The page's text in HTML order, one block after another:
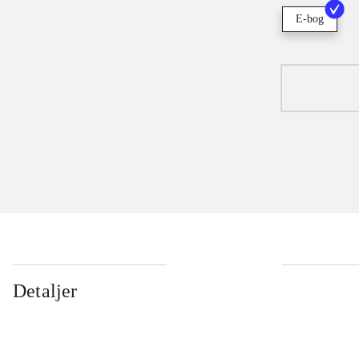
E-bog
Detaljer